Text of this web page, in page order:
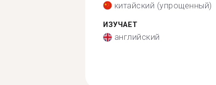
китайский (упрощенный)
ИЗУЧАЕТ
английский